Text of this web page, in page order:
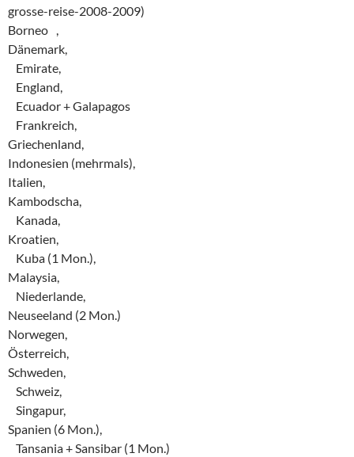
grosse-reise-2008-2009)
Borneo ,
Dänemark,
Emirate,
England,
Ecuador + Galapagos
Frankreich,
Griechenland,
Indonesien (mehrmals),
Italien,
Kambodscha,
Kanada,
Kroatien,
Kuba (1 Mon.),
Malaysia,
Niederlande,
Neuseeland (2 Mon.)
Norwegen,
Österreich,
Schweden,
Schweiz,
Singapur,
Spanien (6 Mon.),
Tansania + Sansibar (1 Mon.)